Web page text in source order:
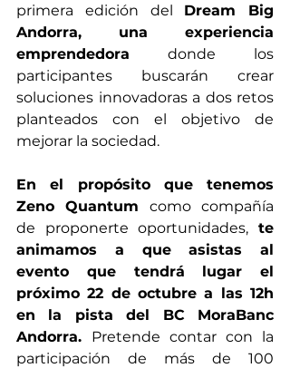
primera edición del Dream Big
Andorra, una experiencia
emprendedora donde los
participantes buscarán crear
soluciones innovadoras a dos retos
planteados con el objetivo de
mejorar la sociedad.
En el propósito que tenemos
Zeno Quantum como compañía
de proponerte oportunidades, te
animamos a que asistas al
evento que tendrá lugar el
próximo 22 de octubre a las 12h
en la pista del BC MoraBanc
Andorra. Pretende contar con la
participación de más de 100